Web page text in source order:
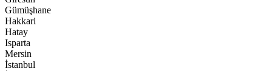
Gümüşhane
Hakkari
Hatay
Isparta
Mersin
İstanbul